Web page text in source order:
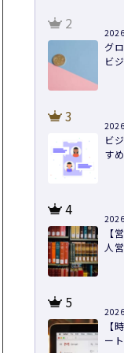
2
グ
ビ
3
ビ
す
4
【
人
5
【
ー